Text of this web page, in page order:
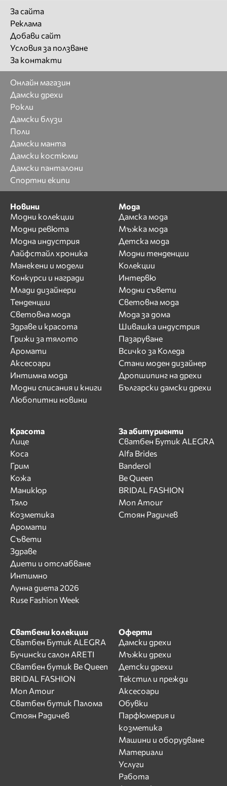
За сайта
Реклама
Добави сайт
Условия за ползване
За контакти
Онлайн магазин
Дамски дрехи
Рокли
Дамски блузи
Поли
Дамски манта
Дамски костюми
Дамски панталони
Спортни екипи
Новини
Модни колекции
Модни ревюта
Модна индустрия
Лайфстайл хроника
Манекени и модели
Конкурси и награди
Млади дизайнери
Тенденции
Световна мода
Здраве и красота
Грижи за тялото
Аромати
Аксесоари
Интимна мода
Модни списания и книги
Любопитни новини
Мода
Дамска мода
Мъжка мода
Детска мода
Модни тенденции
Колекции
Интервю
Модни съвети
Световна мода
Мода за дома
Шивашка индустрия
Пазаруване
Всичко за Коледа
Стани моден дизайнер
Дропшипинг на дрехи
Български дамски дрехи
Красота
Лице
Коса
Грим
Кожа
Маникюр
Тяло
Козметика
Аромати
Съвети
Здраве
Диети и отслабване
Интимно
Лунна диета 2026
Ruse Fashion Week
За абитуриенти
Сватбен Бутик ALEGRA
Alfa Brides
Banderol
Be Queen
BRIDAL FASHION
Mon Amour
Стоян Радичев
Сватбени колекции
Сватбен Бутик ALEGRA
Бучински салон ARETI
Сватбен бутик Be Queen
BRIDAL FASHION
Mon Amour
Сватбен бутик Палома
Стоян Радичев
Оферти
Дамски дрехи
Мъжки дрехи
Детски дрехи
Текстил и прежди
Аксесоари
Обувки
Парфюмерия и
козметика
Машини и оборудване
Материали
Услуги
Работа